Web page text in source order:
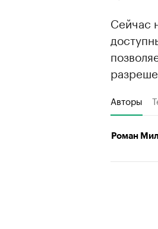
Сейчас
Авторы
Роман